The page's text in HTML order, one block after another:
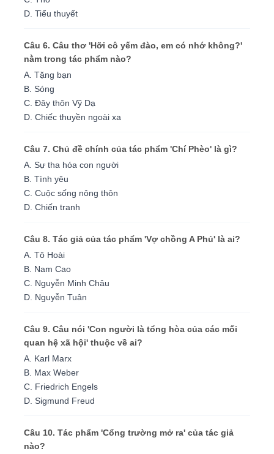
D. Tiểu thuyết
Câu 6. Câu thơ 'Hỡi cô yếm đào, em có nhớ không?'
nằm trong tác phẩm nào?
A. Tặng bạn
B. Sóng
C. Đây thôn Vỹ Dạ
D. Chiếc thuyền ngoài xa
Câu 7. Chủ đề chính của tác phẩm 'Chí Phèo' là gì?
A. Sự tha hóa con người
B. Tình yêu
C. Cuộc sống nông thôn
D. Chiến tranh
Câu 8. Tác giả của tác phẩm 'Vợ chồng A Phủ' là ai?
A. Tô Hoài
B. Nam Cao
C. Nguyễn Minh Châu
D. Nguyễn Tuân
Câu 9. Câu nói 'Con người là tổng hòa của các mối
quan hệ xã hội' thuộc về ai?
A. Karl Marx
B. Max Weber
C. Friedrich Engels
D. Sigmund Freud
Câu 10. Tác phẩm 'Cổng trường mở ra' của tác giả
nào?